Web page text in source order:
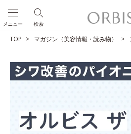
検索
メニュー
TOP マガジン（美容情報・読み物）